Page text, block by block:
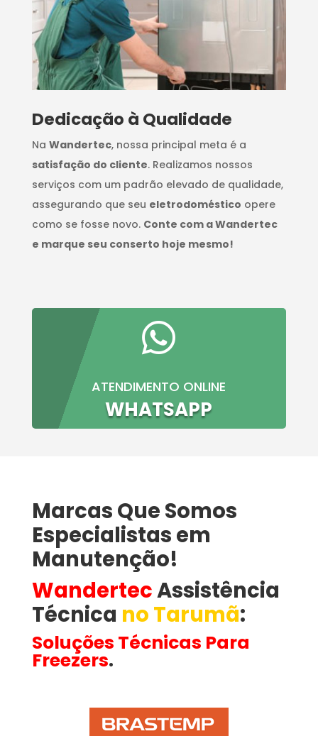
Dedicação à Qualidade
Na Wandertec, nossa principal meta é a
satisfação do cliente. Realizamos nossos
serviços com um padrão elevado de qualidade,
assegurando que seu eletrodoméstico opere
como se fosse novo. Conte com a Wandertec
e marque seu conserto hoje mesmo!

ATENDIMENTO ONLINE
WHATSAPP
Marcas Que Somos
Especialistas em
Manutenção!
WandertecAssistência
Técnica no Tarumã​:
Soluções Técnicas Para
Freezers.